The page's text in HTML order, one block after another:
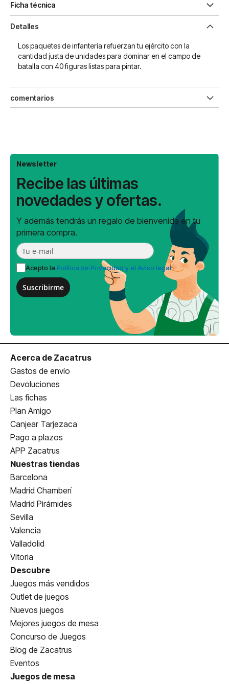
Ficha técnica
Detalles
Los paquetes de infantería refuerzan tu ejército con la
cantidad justa de unidades para dominar en el campo de
batalla con 40 figuras listas para pintar.
comentarios
Newsletter
Recibe las últimas
novedades y ofertas.
Y además tendrás un regalo de bienvenida en tu
primera compra.
Acepto la Política de Privacidad y el Aviso legal
Suscribirme
Acerca de Zacatrus
Gastos de envío
Devoluciones
Las fichas
Plan Amigo
Canjear Tarjezaca
Pago a plazos
APP Zacatrus
Nuestras tiendas
Barcelona
Madrid Chamberí
Madrid Pirámides
Sevilla
Valencia
Valladolid
Vitoria
Descubre
Juegos más vendidos
Outlet de juegos
Nuevos juegos
Mejores juegos de mesa
Concurso de Juegos
Blog de Zacatrus
Eventos
Juegos de mesa